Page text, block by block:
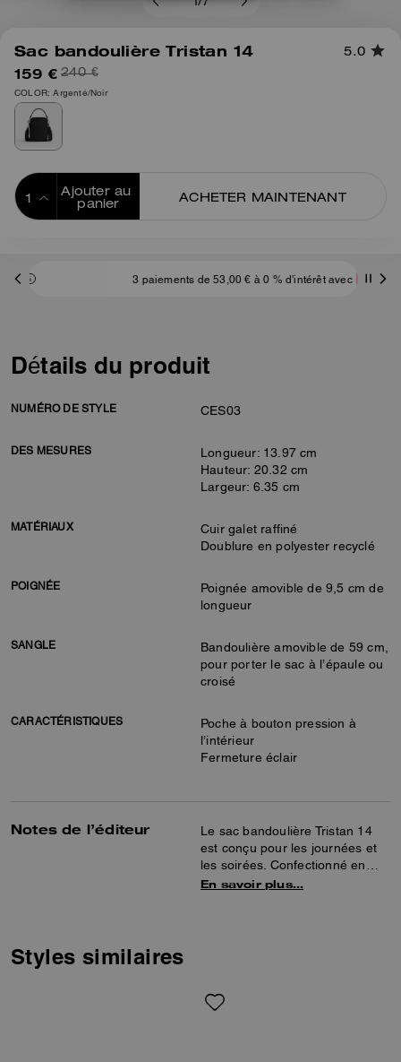
/ 7
Sac bandoulière Tristan 14 5.0
159 € 240 €
COLOR: Argenté/Noir
Ajouter au
panier
ACHETER MAINTENANT
3 paiements de 53,00 € à 0 % d'intérêt avec
Détails du produit
NUMÉRO DE STYLE CES03
DES MESURES
Longueur: 13.97 cm
Hauteur: 20.32 cm
Largeur: 6.35 cm
MATÉRIAUX
Cuir galet raffiné
Doublure en polyester recyclé
POIGNÉE
Poignée amovible de 9,5 cm de
longueur
SANGLE
Bandoulière amovible de 59 cm,
pour porter le sac à l’épaule ou
croisé
CARACTÉRISTIQUES
Poche à bouton pression à
l’intérieur
Fermeture éclair
Notes de l’éditeur
Le sac bandoulière Tristan 14
est conçu pour les journées et
les soirées. Confectionné en
cuir à grain maroquiné raffiné,
plusieurs façons.
En savoir plus…
Styles similaires